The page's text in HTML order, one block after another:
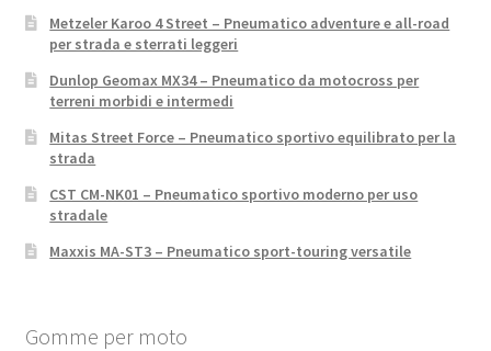
Metzeler Karoo 4 Street – Pneumatico adventure e all-road
per strada e sterrati leggeri
Dunlop Geomax MX34 – Pneumatico da motocross per
terreni morbidi e intermedi
Mitas Street Force – Pneumatico sportivo equilibrato per la
strada
CST CM-NK01 – Pneumatico sportivo moderno per uso
stradale
Maxxis MA-ST3 – Pneumatico sport-touring versatile
Gomme per moto